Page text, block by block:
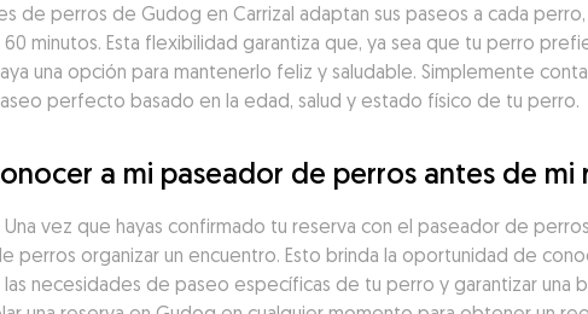
de perros de Gudog en Carrizal adaptan sus paseos a cada
minutos. Esta flexibilidad garantiza que, ya sea que tu perro
una opción para mantenerlo feliz y saludable. Simplemente
perfecto basado en la edad, salud y estado físico de tu perro.
a mi paseador de perros antes de mi
Una vez que hayas confirmado tu reserva con el paseador de
perros organizar un encuentro. Esto brinda la oportunidad de
las necesidades de paseo específicas de tu perro y garantizar una